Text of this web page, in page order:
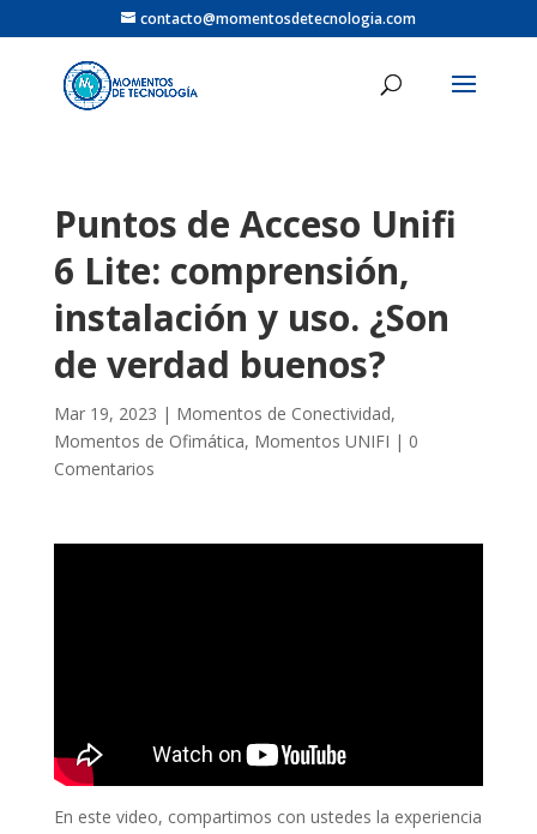
contacto@momentosdetecnologia.com
Puntos de Acceso Unifi
6 Lite: comprensión,
instalación y uso. ¿Son
de verdad buenos?
Mar 19, 2023 | Momentos de Conectividad,
Momentos de Ofimática, Momentos UNIFI | 0
Comentarios
En este video, compartimos con ustedes la experiencia